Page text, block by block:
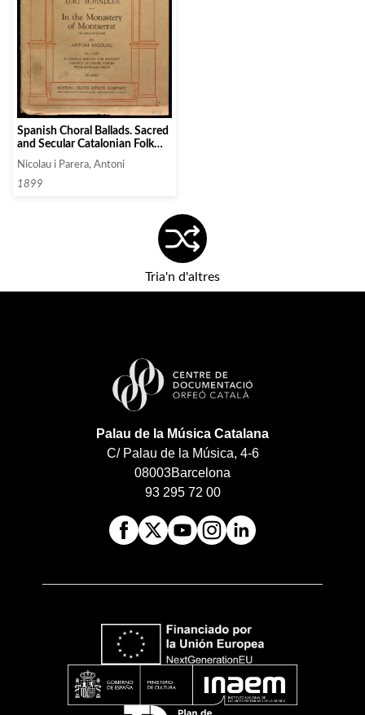
Spanish Choral Ballads. Sacred
and Secular Catalonian Folk
Montserrat (La Mort del
Escolá)
Nicolau i Parera, Antoni
1899
Tria'n d'altres
Palau de la Música Catalana
C/ Palau de la Música, 4-6
08003Barcelona
93 295 72 00